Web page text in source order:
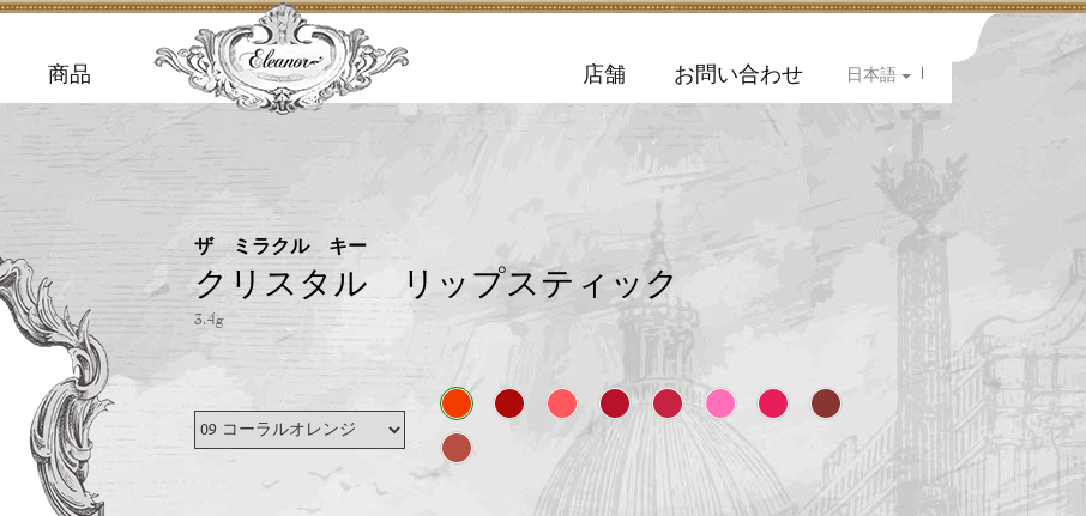
商品 日本語 |
店舗 お問い合わせ
ザ ミラクル キー
クリスタル リップスティック
3.4g